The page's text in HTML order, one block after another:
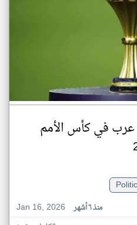
عرب في كأس الأمم
Jan 16, 2026
منذ ٦ أشهر